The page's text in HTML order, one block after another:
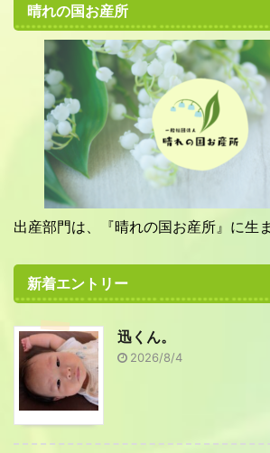
晴れの国お産所
出産部門は、『晴れの国お産所』に生
新着エントリー
迅くん。
2026/8/4